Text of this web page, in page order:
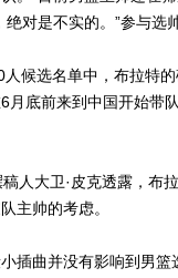
对是不实的。”参与选
选名单中，布拉特的
底前来到中国开始带
大卫·皮克透露，布
主帅的考虑。
曲并没有影响到男篮